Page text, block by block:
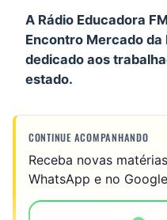
A Rádio Educadora
Encontro Mercado da
dedicado aos
estado.
CONTINUE ACOMPANHANDO
Receba novas
WhatsApp e no